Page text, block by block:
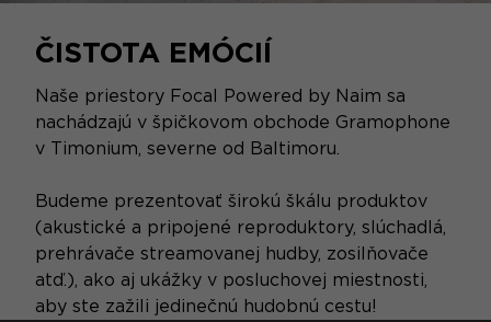
ČISTOTA EMÓCIÍ
Naše priestory Focal Powered by Naim sa
nachádzajú v špičkovom obchode Gramophone
v Timonium, severne od Baltimoru.
Budeme prezentovať širokú škálu produktov
(akustické a pripojené reproduktory, slúchadlá,
prehrávače streamovanej hudby, zosilňovače
atď.), ako aj ukážky v posluchovej miestnosti,
aby ste zažili jedinečnú hudobnú cestu!